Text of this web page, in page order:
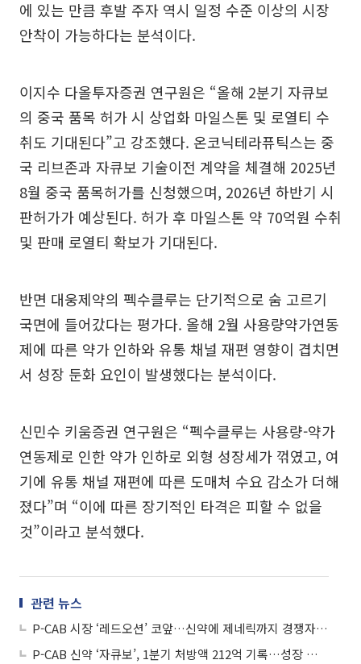
에 있는 만큼 후발 주자 역시 일정 수준 이상의 시장
안착이 가능하다는 분석이다.
이지수 다올투자증권 연구원은 “올해 2분기 자큐보
의 중국 품목 허가 시 상업화 마일스톤 및 로열티 수
취도 기대된다”고 강조했다. 온코닉테라퓨틱스는 중
국 리브존과 자큐보 기술이전 계약을 체결해 2025년
8월 중국 품목허가를 신청했으며, 2026년 하반기 시
판허가가 예상된다. 허가 후 마일스톤 약 70억원 수취
및 판매 로열티 확보가 기대된다.
반면 대웅제약의 펙수클루는 단기적으로 숨 고르기
국면에 들어갔다는 평가다. 올해 2월 사용량약가연동
제에 따른 약가 인하와 유통 채널 재편 영향이 겹치면
서 성장 둔화 요인이 발생했다는 분석이다.
신민수 키움증권 연구원은 “펙수클루는 사용량-약가
연동제로 인한 약가 인하로 외형 성장세가 꺾였고, 여
기에 유통 채널 재편에 따른 도매처 수요 감소가 더해
졌다”며 “이에 따른 장기적인 타격은 피할 수 없을
것”이라고 분석했다.
관련 뉴스
P-CAB 시장 ‘레드오션’ 코앞…신약에 제네릭까지 경쟁자 늘어날까
P-CAB 신약 ‘자큐보’, 1분기 처방액 212억 기록…성장 가속화